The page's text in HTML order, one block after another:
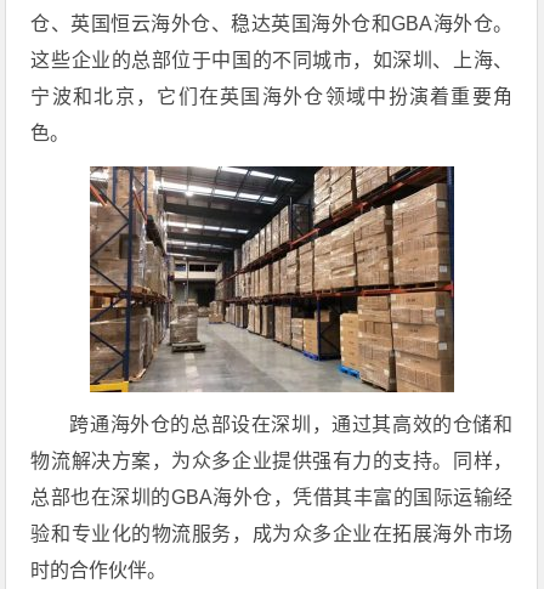
仓、英国恒云海外仓、稳达英国海外仓和GBA海外仓。
这些企业的总部位于中国的不同城市，如深圳、上海、
宁波和北京，它们在英国海外仓领域中扮演着重要角
色。
跨通海外仓的总部设在深圳，通过其高效的仓储和
物流解决方案，为众多企业提供强有力的支持。同样，
总部也在深圳的GBA海外仓，凭借其丰富的国际运输经
验和专业化的物流服务，成为众多企业在拓展海外市场
时的合作伙伴。